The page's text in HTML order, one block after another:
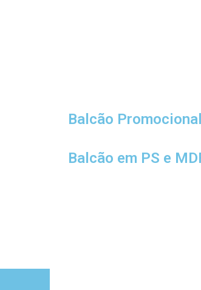
Balcão Promocional
Balcão em PS e